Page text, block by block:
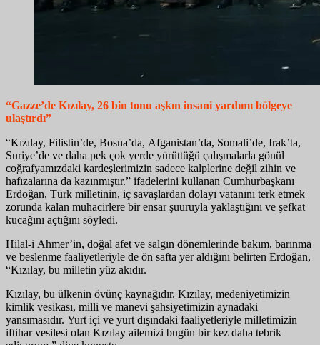
“Gazze’de Kızılay, 26 bin tonu aşkın insani yardımı bölgeye
ulaştırdı”
“Kızılay, Filistin’de, Bosna’da, Afganistan’da, Somali’de, Irak’ta,
Suriye’de ve daha pek çok yerde yürüttüğü çalışmalarla gönül
coğrafyamızdaki kardeşlerimizin sadece kalplerine değil zihin ve
hafızalarına da kazınmıştır.” ifadelerini kullanan Cumhurbaşkanı
Erdoğan, Türk milletinin, iç savaşlardan dolayı vatanını terk etmek
zorunda kalan muhacirlere bir ensar şuuruyla yaklaştığını ve şefkat
kucağını açtığını söyledi.
Hilal-i Ahmer’in, doğal afet ve salgın dönemlerinde bakım, barınma
ve beslenme faaliyetleriyle de ön safta yer aldığını belirten Erdoğan,
“Kızılay, bu milletin yüz akıdır.
Kızılay, bu ülkenin övünç kaynağıdır. Kızılay, medeniyetimizin
kimlik vesikası, milli ve manevi şahsiyetimizin aynadaki
yansımasıdır. Yurt içi ve yurt dışındaki faaliyetleriyle milletimizin
iftihar vesilesi olan Kızılay ailemizi bugün bir kez daha tebrik